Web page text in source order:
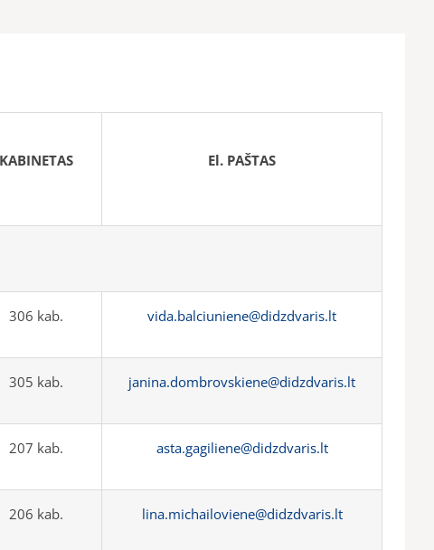
KABINETAS El. PAŠTAS
306 kab. vida.balciuniene@didzdvaris.lt
305 kab. janina.dombrovskiene@didzdvaris.lt
207 kab. asta.gagiliene@didzdvaris.lt
206 kab. lina.michailoviene@didzdvaris.lt